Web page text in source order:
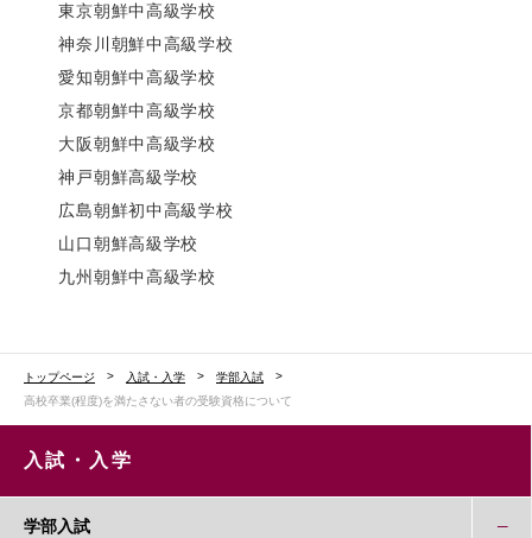
東京朝鮮中高級学校
神奈川朝鮮中高級学校
愛知朝鮮中高級学校
京都朝鮮中高級学校
大阪朝鮮中高級学校
神戸朝鮮高級学校
広島朝鮮初中高級学校
山口朝鮮高級学校
九州朝鮮中高級学校
トップページ 入試・入学
学部入試
高校卒業(程度)を満たさない者の受験資格について
入試・入学
学部入試